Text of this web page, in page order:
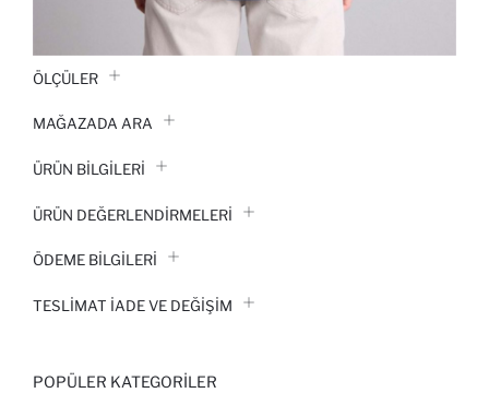
ÖLÇÜLER
MAĞAZADA ARA
ÜRÜN BILGILERI
ÜRÜN DEĞERLENDİRMELERİ
ÖDEME BİLGİLERİ
TESLIMAT İADE VE DEĞIŞIM
POPÜLER KATEGORILER